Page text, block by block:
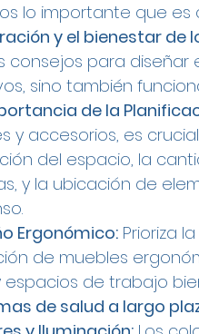
lo importante que es
y el bienestar de
consejos para
sino también
de la
y accesorios, es
del espacio, la
y la ubicación de
Ergonómico: Prioriza la
de muebles
espacios de trabajo
de salud a largo